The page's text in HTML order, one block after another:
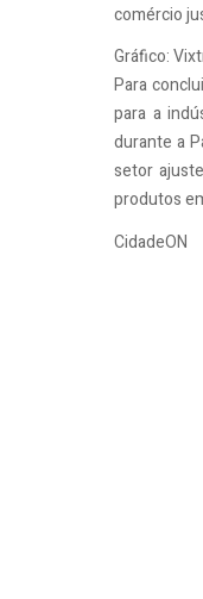
comércio
Gráfico:
Para
para a
durante a
setor
produtos
CidadeON